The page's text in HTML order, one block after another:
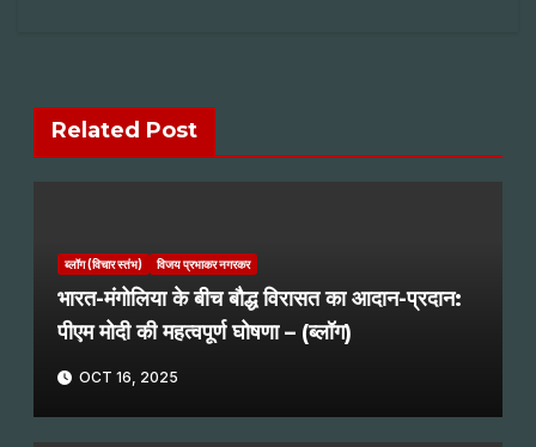
Related Post
ब्लॉग (विचार स्तंभ) विजय प्रभाकर नगरकर
भारत-मंगोलिया के बीच बौद्ध विरासत का आदान-प्रदान:
पीएम मोदी की महत्वपूर्ण घोषणा – (ब्लॉग)
OCT 16, 2025